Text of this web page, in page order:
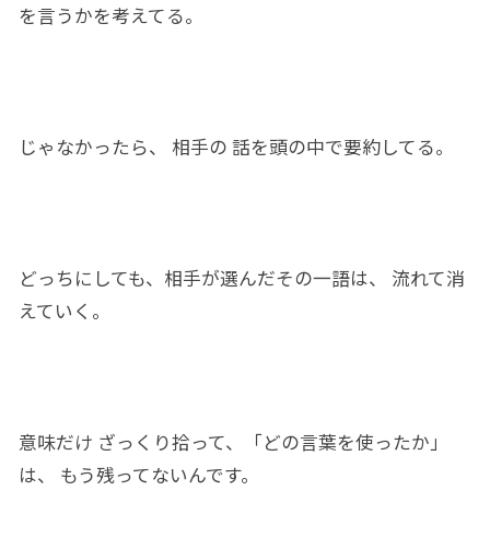
を言うかを考えてる。
じゃなかったら、 相手の 話を頭の中で要約してる。
どっちに しても、 相手が選んだその一語は、 流れて消
えていく。
意味だけ ざっくり拾って、「どの言葉を使ったか」
は、 もう残ってないんです。